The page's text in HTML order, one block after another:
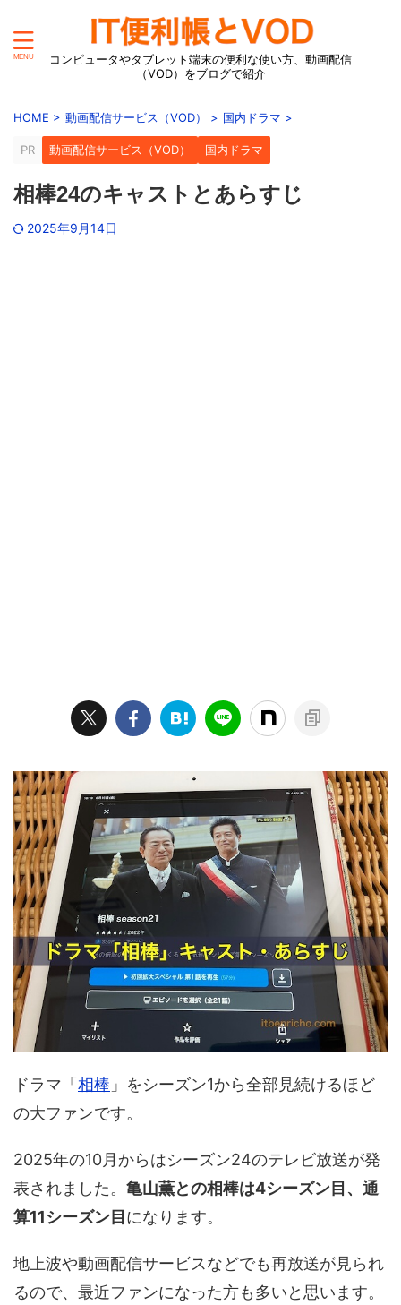
コンピュータやタブレット端末の便利な使い方、動画配信
（VOD）をブログで紹介
HOME > 動画配信サービス（VOD） > 国内ドラマ >
PR 動画配信サービス（VOD） 国内ドラマ
相棒24のキャストとあらすじ
2025年9月14日
ドラマ「相棒 」をシーズン1から全部見続けるほど
の大ファンです。
2025年の10月からはシーズン24のテレビ放送が発
表されました。 亀山薫との相棒は4シーズン目、通
算11シーズン目になります。
地上波や動画配信サービスなどでも再放送が見られ
るので、最近ファンになった方も多いと思います。